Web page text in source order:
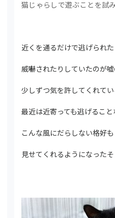
猫じゃらしで遊ぶことを試み
近くを通るだけで逃げられた
威嚇されたりしていたのが嘘
少しずつ気を許してくれてい
最近は近寄っても逃げること
こんな風にだらしない格好も
見せてくれるようになった